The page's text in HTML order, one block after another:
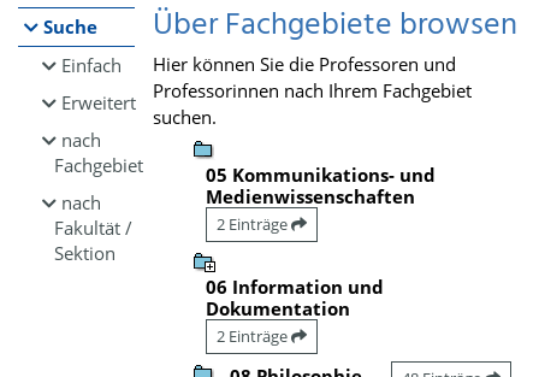
Suche
Einfach
Erweitert
nach
Fachgebiet
nach
Fakultät /
Sektion
Über Fachgebiete browsen
Hier können Sie die Professoren und
Professorinnen nach Ihrem Fachgebiet
suchen.
05 Kommunikations- und
Medienwissenschaften
2 Einträge
06 Information und
Dokumentation
2 Einträge